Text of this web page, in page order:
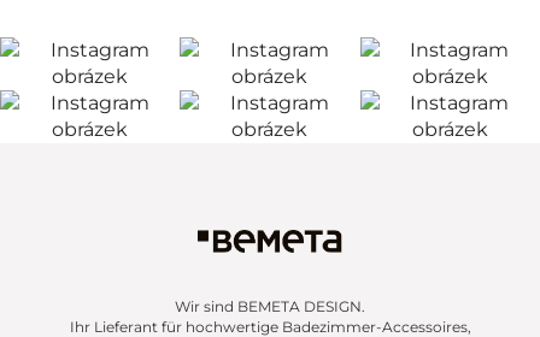
Wir sind BEMETA DESIGN.
Ihr Lieferant für hochwertige Badezimmer-Accessoires,